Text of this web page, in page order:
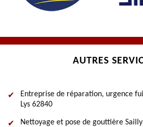
AUTRES
Entreprise de réparation, urgence
Lys 62840
Nettoyage et pose de gouttière Sailly